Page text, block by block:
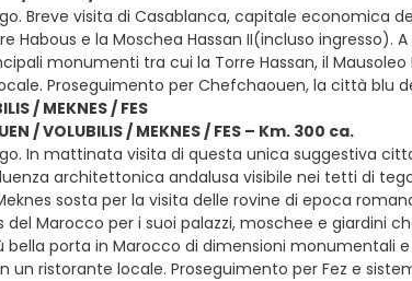
Breve visita di Casablanca, capitale economica
Habous e la Moschea Hassan II(incluso
monumenti tra cui la Torre Hassan, il Mausoleo
Proseguimento per Chefchaouen, la città blu
/ MEKNES / FES
/ VOLUBILIS / MEKNES / FES – Km. 300 ca.
In mattinata visita di questa unica suggestiva
architettonica andalusa visibile nei tetti di
sosta per la visita delle rovine di epoca
Marocco per i suoi palazzi, moschee e giardini
porta in Marocco di dimensioni monumentali
un ristorante locale. Proseguimento per Fez e